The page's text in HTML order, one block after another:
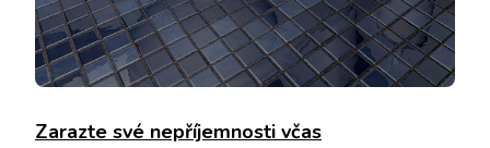
Zarazte své nepříjemnosti včas